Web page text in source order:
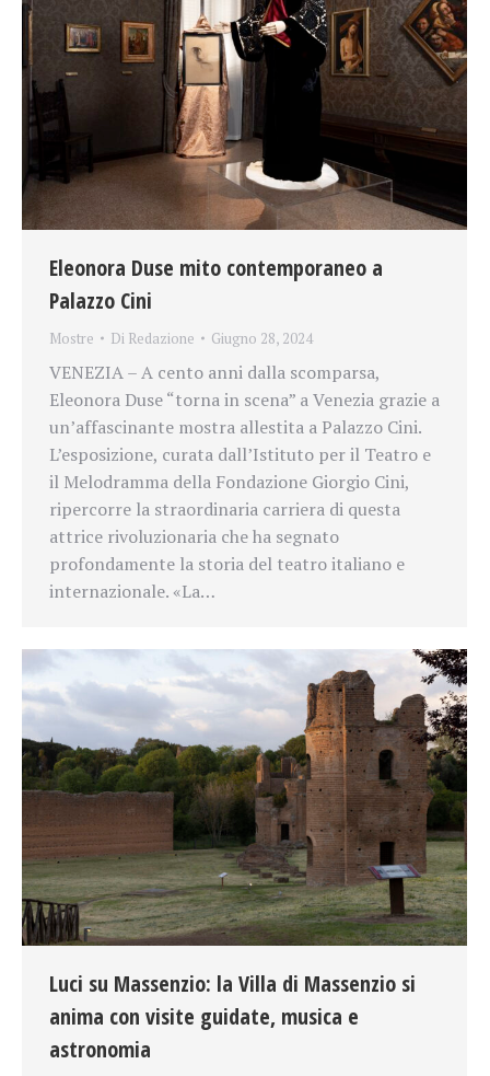
Eleonora Duse mito contemporaneo a
Palazzo Cini
Mostre Di Redazione Giugno 28, 2024
VENEZIA – A cento anni dalla scomparsa,
Eleonora Duse “torna in scena” a Venezia grazie a
un’affascinante mostra allestita a Palazzo Cini.
L’esposizione, curata dall’Istituto per il Teatro e
il Melodramma della Fondazione Giorgio Cini,
ripercorre la straordinaria carriera di questa
attrice rivoluzionaria che ha segnato
profondamente la storia del teatro italiano e
internazionale. «La…
Luci su Massenzio: la Villa di Massenzio si
anima con visite guidate, musica e
astronomia